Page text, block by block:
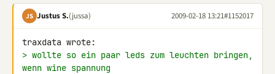
JS Justus S.(jussa) 2009-02-18 13:21#1152017
> wollte so ein paar leds zum leuchten bringen,
wenn wine spannung